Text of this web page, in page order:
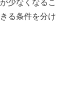
少なくなるこ
る条件を分け